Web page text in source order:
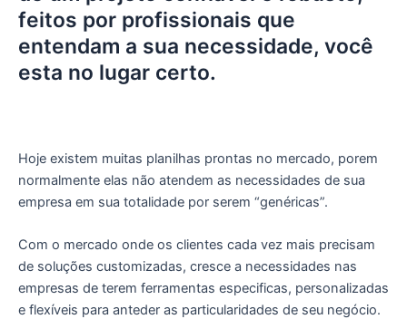
feitos por profissionais que
entendam a sua necessidade, você
esta no lugar certo.
Hoje existem muitas planilhas prontas no mercado, porem
normalmente elas não atendem as necessidades de sua
empresa em sua totalidade por serem “genéricas”.
Com o mercado onde os clientes cada vez mais precisam
de soluções customizadas, cresce a necessidades nas
empresas de terem ferramentas especificas, personalizadas
e flexíveis para anteder as particularidades de seu negócio.